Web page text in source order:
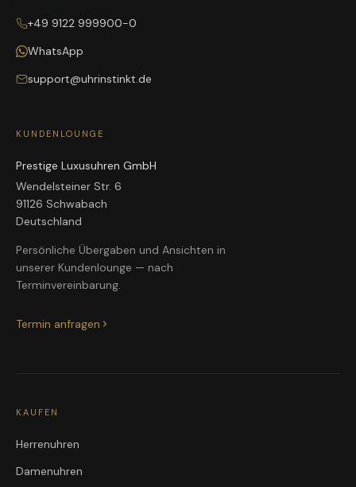
+49 9122 999900-0
WhatsApp
support@uhrinstinkt.de
KUNDENLOUNGE
Prestige Luxusuhren GmbH
Wendelsteiner Str. 6
91126 Schwabach
Deutschland
Persönliche Übergaben und Ansichten in
unserer Kundenlounge — nach
Terminvereinbarung.
Termin anfragen
KAUFEN
Herrenuhren
Damenuhren